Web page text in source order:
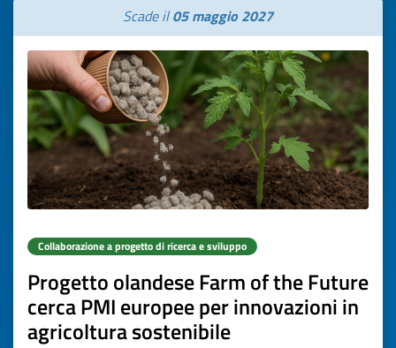
Scade il05 maggio 2027
Collaborazione a progetto di ricerca e sviluppo
Progetto olandese Farm of the Future
cerca PMI europee per innovazioni in
agricoltura sostenibile